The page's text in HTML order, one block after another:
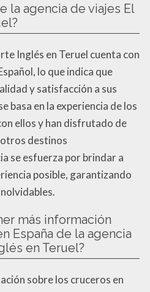
la agencia de viajes El
Inglés en Teruel cuenta con
lo que indica que
y satisfacción a sus
basa en la experiencia de los
ellos y han disfrutado de
otros destinos
se esfuerza por brindar a
posible, garantizando
más información
España de la agencia
en Teruel?
sobre los cruceros en